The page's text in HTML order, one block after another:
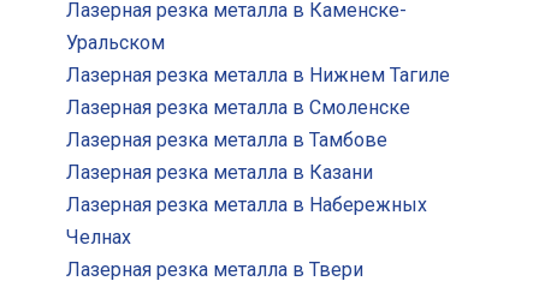
Лазерная резка металла в Каменске-
Уральском
Лазерная резка металла в Нижнем Тагиле
Лазерная резка металла в Смоленске
Лазерная резка металла в Тамбове
Лазерная резка металла в Казани
Лазерная резка металла в Набережных
Челнах
Лазерная резка металла в Твери